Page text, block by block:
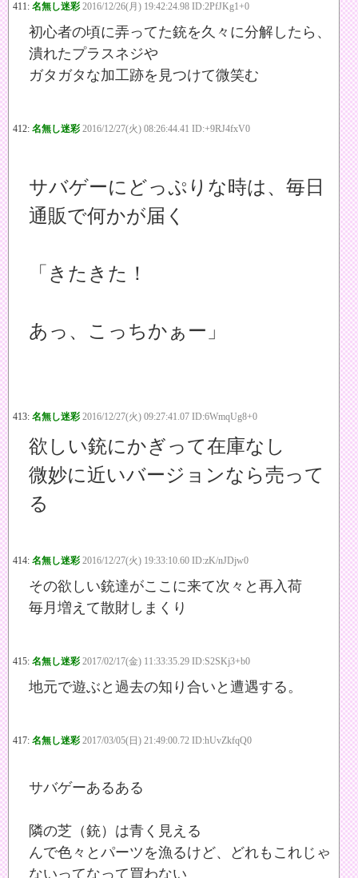
411: 名無し迷彩 2016/12/26(月) 19:42:24.98 ID:2PfJKg1+0
初心者の頃に弄ってた銃を久々に分解したら、
潰れたプラスネジや
ガタガタな加工跡を見つけて微笑む
412: 名無し迷彩 2016/12/27(火) 08:26:44.41 ID:+9RJ4fxV0
サバゲーにどっぷりな時は、毎日
通販で何かが届く
「きたきた！
あっ、こっちかぁー」
413: 名無し迷彩 2016/12/27(火) 09:27:41.07 ID:6WmqUg8+0
欲しい銃にかぎって在庫なし
微妙に近いバージョンなら売って
る
414: 名無し迷彩 2016/12/27(火) 19:33:10.60 ID:zK/nJDjw0
その欲しい銃達がここに来て次々と再入荷
毎月増えて散財しまくり
415: 名無し迷彩 2017/02/17(金) 11:33:35.29 ID:S2SKj3+b0
地元で遊ぶと過去の知り合いと遭遇する。
417: 名無し迷彩 2017/03/05(日) 21:49:00.72 ID:hUvZkfqQ0
サバゲーあるある
隣の芝（銃）は青く見える
んで色々とパーツを漁るけど、どれもこれじゃ
ないってなって買わない